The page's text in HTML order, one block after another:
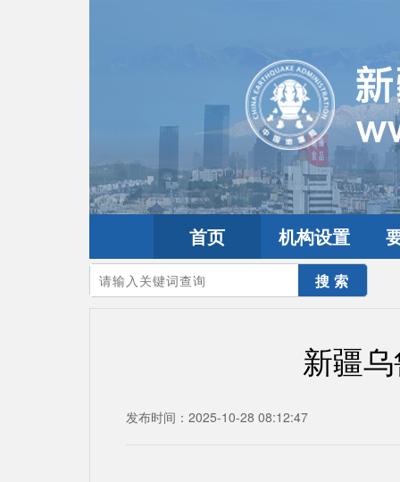
首页 机构设置
您的当前位置：首页>地震频道 新疆震讯
新疆
发布时间：2025-10-28 08:12:47